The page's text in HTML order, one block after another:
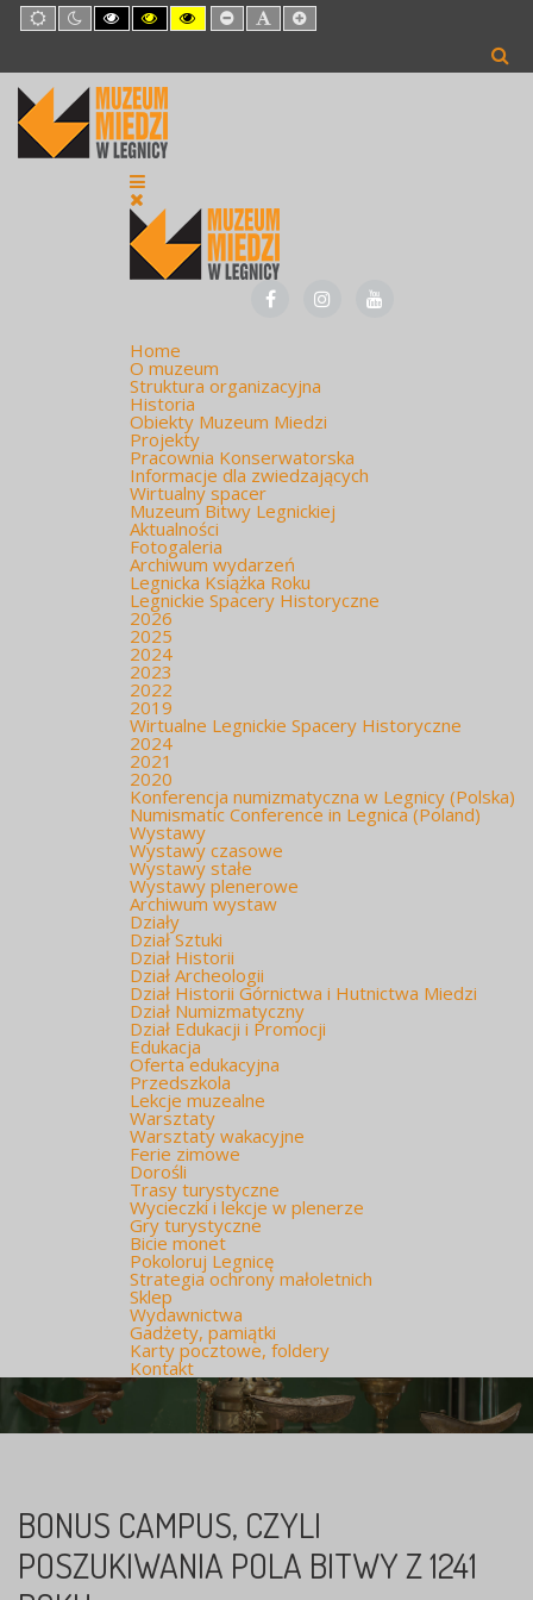
Default
mode
Night
mode
High
Contrast
mode
High
Contrast
mode
High
Contrast
mode
Set
Smaller
Set
Default
Set
Larger
Home
O muzeum
Struktura organizacyjna
Historia
Obiekty Muzeum Miedzi
Projekty
Pracownia Konserwatorska
Informacje dla zwiedzających
Wirtualny spacer
Muzeum Bitwy Legnickiej
Aktualności
Fotogaleria
Archiwum wydarzeń
Legnicka Książka Roku
Legnickie Spacery Historyczne
2026
2025
2024
2023
2022
2019
Wirtualne Legnickie Spacery Historyczne
2024
2021
2020
Konferencja numizmatyczna w Legnicy (Polska)
Numismatic Conference in Legnica (Poland)
Wystawy
Wystawy czasowe
Wystawy stałe
Wystawy plenerowe
Archiwum wystaw
Działy
Dział Sztuki
Dział Historii
Dział Archeologii
Dział Historii Górnictwa i Hutnictwa Miedzi
Dział Numizmatyczny
Dział Edukacji i Promocji
Edukacja
Oferta edukacyjna
Przedszkola
Lekcje muzealne
Warsztaty
Warsztaty wakacyjne
Ferie zimowe
Dorośli
Trasy turystyczne
Wycieczki i lekcje w plenerze
Gry turystyczne
Bicie monet
Pokoloruj Legnicę
Strategia ochrony małoletnich
Sklep
Wydawnictwa
Gadżety, pamiątki
Karty pocztowe, foldery
Kontakt
BONUS CAMPUS, CZYLI
POSZUKIWANIA POLA BITWY Z 1241